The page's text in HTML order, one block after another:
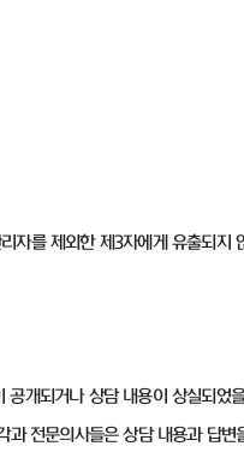
를 제외한 제3자에게 유출되
개되거나 상담 내용이 상실되었
전문의사들은 상담 내용과 답변